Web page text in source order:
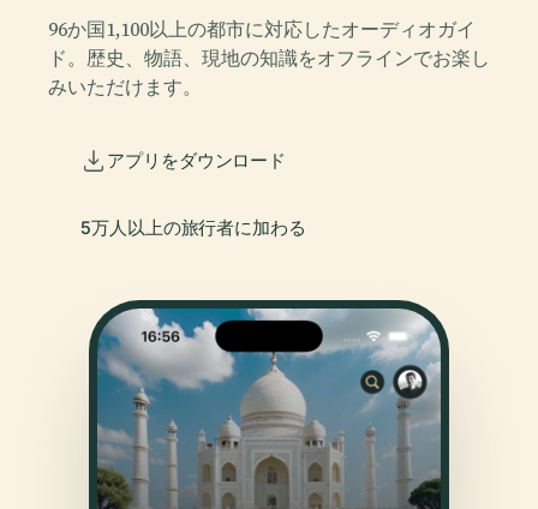
96か国1,100以上の都市に対応したオーディオガイ
ド。歴史、物語、現地の知識をオフラインでお楽し
みいただけます。
アプリをダウンロード
5万人以上の旅行者に加わる